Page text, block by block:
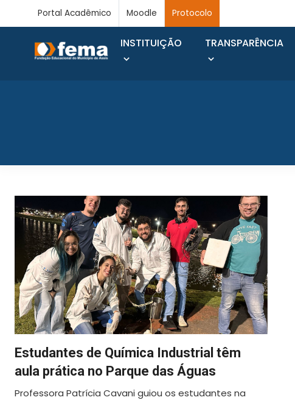
Portal Acadêmico Moodle Protocolo
INSTITUIÇÃO TRANSPARÊNCIA
Estudantes de Química Industrial têm
aula prática no Parque das Águas
Professora Patrícia Cavani guiou os estudantes na